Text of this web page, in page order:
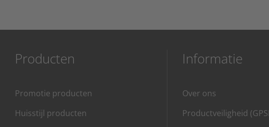
Producten
Promotie producten
Huisstijl producten
Informatie
Over ons
Productveiligheid